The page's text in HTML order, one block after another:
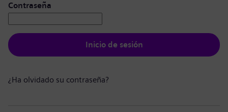
Contraseña
Inicio de sesión
¿Ha olvidado su contraseña?